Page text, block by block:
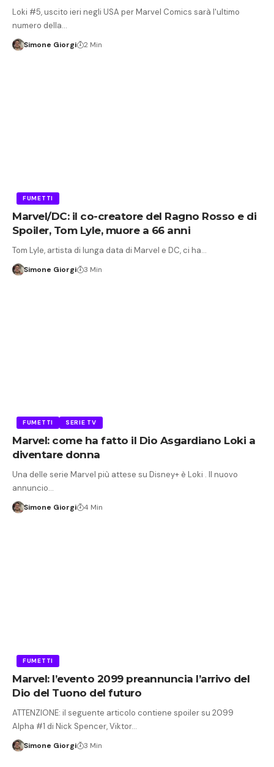
Loki #5, uscito ieri negli USA per Marvel Comics sarà l'ultimo
numero della…
Simone Giorgi 2 Min
FUMETTI
Marvel/DC: il co-creatore del Ragno Rosso e di
Spoiler, Tom Lyle, muore a 66 anni
Tom Lyle, artista di lunga data di Marvel e DC, ci ha…
Simone Giorgi 3 Min
FUMETTI SERIE TV
Marvel: come ha fatto il Dio Asgardiano Loki a
diventare donna
Una delle serie Marvel più attese su Disney+ è Loki . Il nuovo
annuncio…
Simone Giorgi 4 Min
FUMETTI
Marvel: l’evento 2099 preannuncia l’arrivo del
Dio del Tuono del futuro
ATTENZIONE: il seguente articolo contiene spoiler su 2099
Alpha #1 di Nick Spencer, Viktor…
Simone Giorgi 3 Min